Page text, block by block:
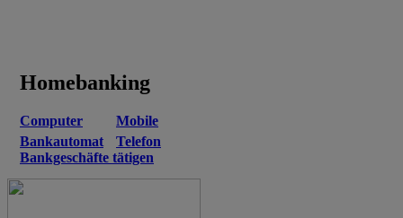
Homebanking
Computer
Mobile
Bankautomat
Telefon
Bankgeschäfte tätigen